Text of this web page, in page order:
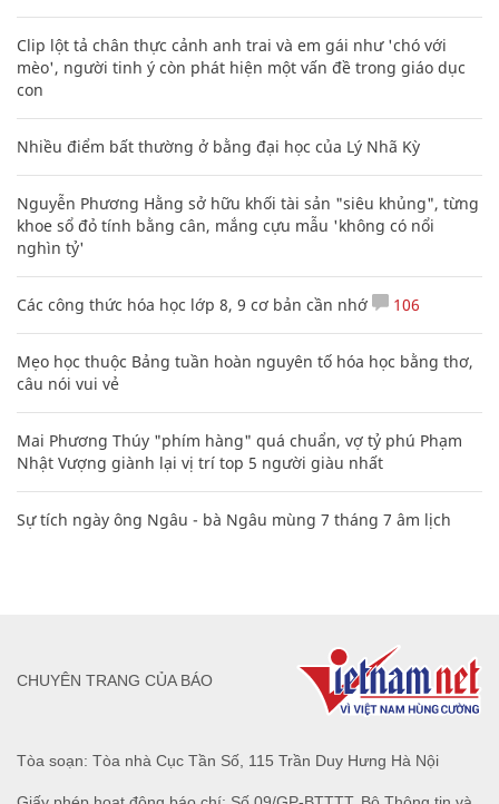
Clip lột tả chân thực cảnh anh trai và em gái như 'chó với
mèo', người tinh ý còn phát hiện một vấn đề trong giáo dục
con
Nhiều điểm bất thường ở bằng đại học của Lý Nhã Kỳ
Nguyễn Phương Hằng sở hữu khối tài sản "siêu khủng", từng
khoe sổ đỏ tính bằng cân, mắng cựu mẫu 'không có nổi
nghìn tỷ'
Các công thức hóa học lớp 8, 9 cơ bản cần nhớ 106
Mẹo học thuộc Bảng tuần hoàn nguyên tố hóa học bằng thơ,
câu nói vui vẻ
Mai Phương Thúy "phím hàng" quá chuẩn, vợ tỷ phú Phạm
Nhật Vượng giành lại vị trí top 5 người giàu nhất
Sự tích ngày ông Ngâu - bà Ngâu mùng 7 tháng 7 âm lịch
Tòa soạn: Tòa nhà Cục Tần Số, 115 Trần Duy Hưng Hà Nội
CHUYÊN TRANG CỦA BÁO